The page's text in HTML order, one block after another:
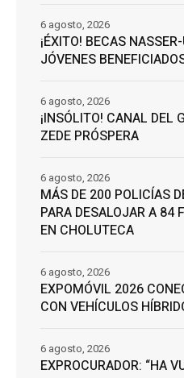
¡ÉXITO! BECAS
JÓVENES
6 agosto, 2026
¡INSÓLITO! CANAL DEL
ZEDE PRÓSPERA
6 agosto, 2026
MÁS DE 200 POLICÍAS
PARA DESALOJAR A 84
EN CHOLUTECA
6 agosto, 2026
EXPOMÓVIL 2026
CON VEHÍCULOS
6 agosto, 2026
EXPROCURADOR: “HA
6 agosto, 2026